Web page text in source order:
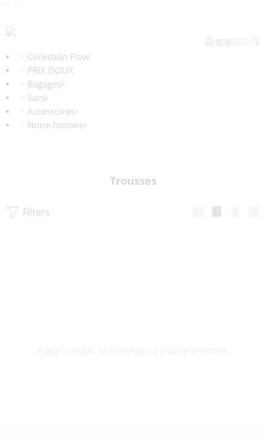
Collection Flow
PRIX DOUX
Bagages
Sacs
Accessoires
Notre histoire
Trousses
Filters